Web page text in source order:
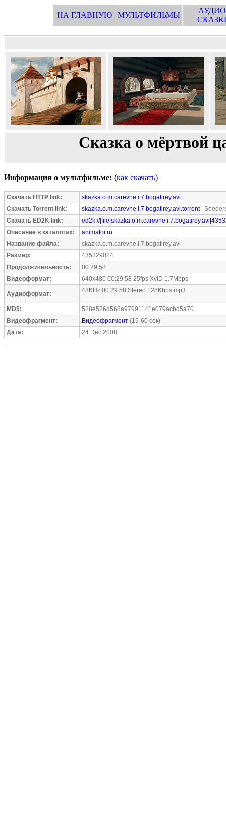
НА ГЛАВНУЮ МУЛЬТФИЛЬМЫ
Сказка о мёртвой
Информация о мультфильме: (как скачать)
Скачать HTTP link:
skazka.o.m.carevne.i.7.bogatirey.avi
Скачать Torrent link:
skazka.o.m.carevne.i.7.bogatirey.avi.torrent
Скачать ED2K link:
ed2k://
Описание в каталогах:
animator.ru
Название файла:
skazka.o.m.carevne.i.7.bogatirey.avi
Размер:
435329024
Продолжительность:
00:29:58
Видеоформат:
640x480 00:29:58 25fps XviD 1.7Mbps
Аудиоформат: 48KHz 00:29:58 Stereo 128Kbps mp3
MD5:
528e526d568a97991141e079acbd5a70
Видеофрагмент:
Видеофрагмент (15-60 сек)
Дата:
24 Dec 2008